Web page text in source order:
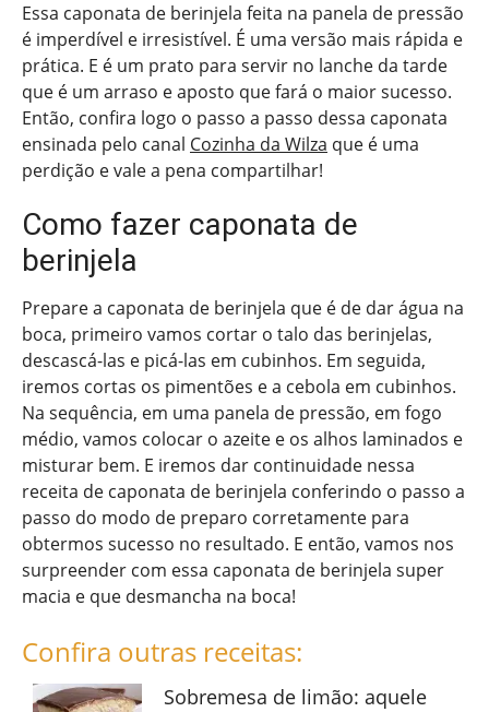
Essa caponata de berinjela feita na panela de pressão
é imperdível e irresistível. É uma versão mais rápida e
prática. E é um prato para servir no lanche da tarde
que é um arraso e aposto que fará o maior sucesso.
Então, confira logo o passo a passo dessa caponata
ensinada pelo canal Cozinha da Wilza que é uma
perdição e vale a pena compartilhar!
Como fazer caponata de
berinjela
Prepare a caponata de berinjela que é de dar água na
boca, primeiro vamos cortar o talo das berinjelas,
descascá-las e picá-las em cubinhos. Em seguida,
iremos cortas os pimentões e a cebola em cubinhos.
Na sequência, em uma panela de pressão, em fogo
médio, vamos colocar o azeite e os alhos laminados e
misturar bem. E iremos dar continuidade nessa
receita de caponata de berinjela conferindo o passo a
passo do modo de preparo corretamente para
obtermos sucesso no resultado. E então, vamos nos
surpreender com essa caponata de berinjela super
macia e que desmancha na boca!
Confira outras receitas:
Sobremesa de limão: aquele